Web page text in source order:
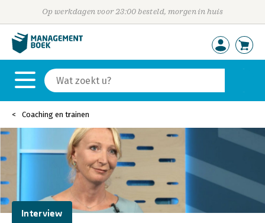
Op werkdagen voor 23:00 besteld, morgen in huis
Coaching en trainen
Interview